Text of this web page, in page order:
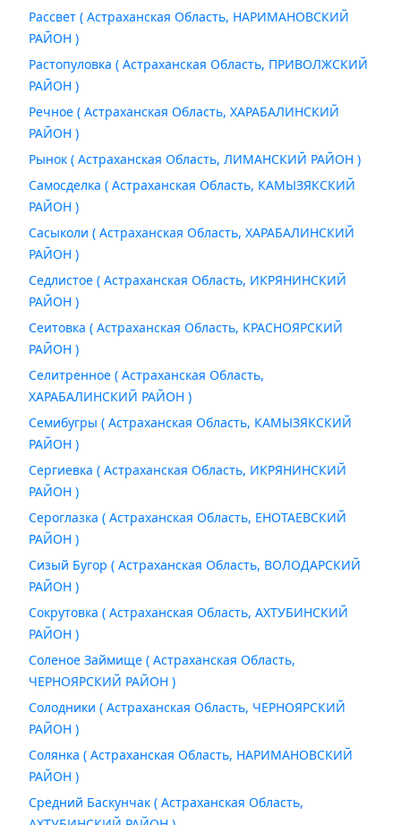
Рассвет ( Астраханская Область, НАРИМАНОВСКИЙ
РАЙОН )
Растопуловка ( Астраханская Область, ПРИВОЛЖСКИЙ
РАЙОН )
Речное ( Астраханская Область, ХАРАБАЛИНСКИЙ
РАЙОН )
Рынок ( Астраханская Область, ЛИМАНСКИЙ РАЙОН )
Самосделка ( Астраханская Область, КАМЫЗЯКСКИЙ
РАЙОН )
Сасыколи ( Астраханская Область, ХАРАБАЛИНСКИЙ
РАЙОН )
Седлистое ( Астраханская Область, ИКРЯНИНСКИЙ
РАЙОН )
Сеитовка ( Астраханская Область, КРАСНОЯРСКИЙ
РАЙОН )
Селитренное ( Астраханская Область,
ХАРАБАЛИНСКИЙ РАЙОН )
Семибугры ( Астраханская Область, КАМЫЗЯКСКИЙ
РАЙОН )
Сергиевка ( Астраханская Область, ИКРЯНИНСКИЙ
РАЙОН )
Сероглазка ( Астраханская Область, ЕНОТАЕВСКИЙ
РАЙОН )
Сизый Бугор ( Астраханская Область, ВОЛОДАРСКИЙ
РАЙОН )
Сокрутовка ( Астраханская Область, АХТУБИНСКИЙ
РАЙОН )
Соленое Займище ( Астраханская Область,
ЧЕРНОЯРСКИЙ РАЙОН )
Солодники ( Астраханская Область, ЧЕРНОЯРСКИЙ
РАЙОН )
Солянка ( Астраханская Область, НАРИМАНОВСКИЙ
РАЙОН )
Средний Баскунчак ( Астраханская Область,